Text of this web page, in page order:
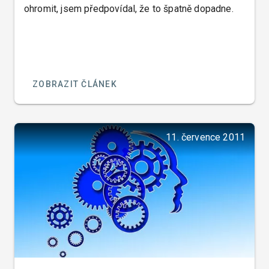
ohromit, jsem předpovídal, že to špatně dopadne.
ZOBRAZIT ČLÁNEK
11. července 2011